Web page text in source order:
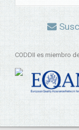
CODDII es miembro